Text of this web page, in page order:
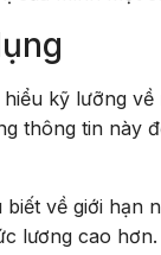
hiểu kỹ lưỡng
thông tin này
biết về giới hạn
lương cao hơn.